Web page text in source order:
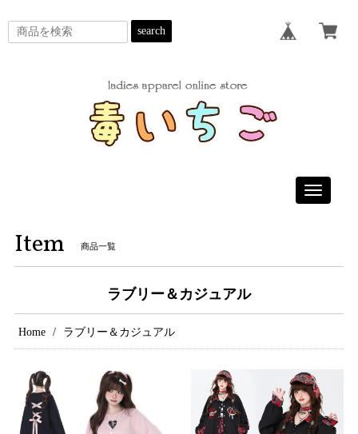
search
Toggle
Item 商品一覧
ラブリー＆カジュアル
Home ラブリー＆カジュアル